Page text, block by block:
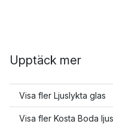
Upptäck mer
Visa fler Ljuslykta glas
Visa fler Kosta Boda